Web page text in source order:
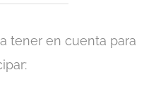
tener en cuenta para